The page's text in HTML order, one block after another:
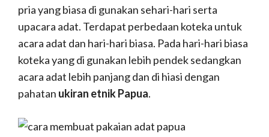
pria yang biasa di gunakan sehari-hari serta
upacara adat. Terdapat perbedaan koteka untuk
acara adat dan hari-hari biasa. Pada hari-hari biasa
koteka yang di gunakan lebih pendek sedangkan
acara adat lebih panjang dan di hiasi dengan
pahatan ukiran etnik Papua.